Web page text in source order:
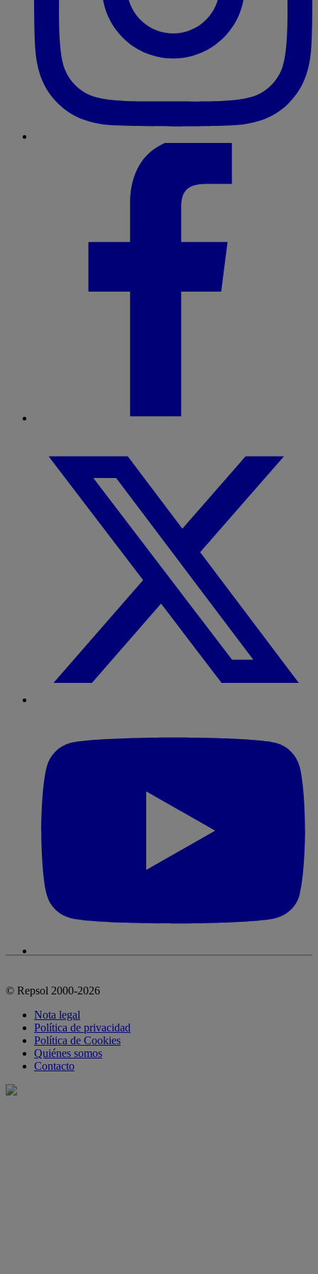
© Repsol 2000-2026
Nota legal
Política de privacidad
Política de Cookies
Quiénes somos
Contacto